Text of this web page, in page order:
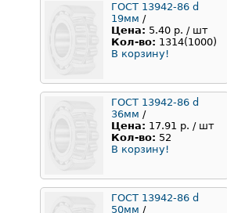
ГОСТ 13942-86 d
19мм /
Цена: 5.40 р. / шт
Кол-во: 1314(1000)
В корзину!
ГОСТ 13942-86 d
36мм /
Цена: 17.91 р. / шт
Кол-во: 52
В корзину!
ГОСТ 13942-86 d
50мм /